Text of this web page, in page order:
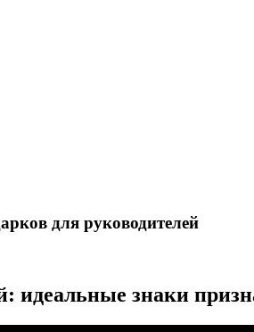
для руководителей
идеальные знаки